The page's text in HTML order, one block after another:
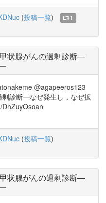
(投稿一覧) 1
状腺がんの過剰診断―
―
@agapeeros123
剰診断―なぜ発生し，なぜ拡
(投稿一覧)
状腺がんの過剰診断―
―